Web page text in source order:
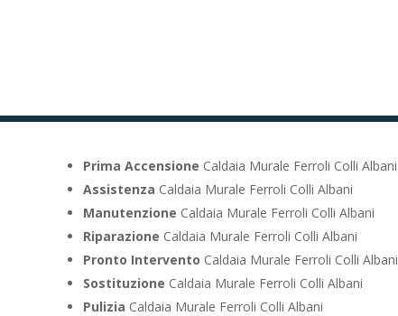
Prima Accensione Caldaia Murale Ferroli Colli Albani
Assistenza Caldaia Murale Ferroli Colli Albani
Manutenzione Caldaia Murale Ferroli Colli Albani
Riparazione Caldaia Murale Ferroli Colli Albani
Pronto Intervento Caldaia Murale Ferroli Colli Albani
Sostituzione Caldaia Murale Ferroli Colli Albani
Pulizia Caldaia Murale Ferroli Colli Albani